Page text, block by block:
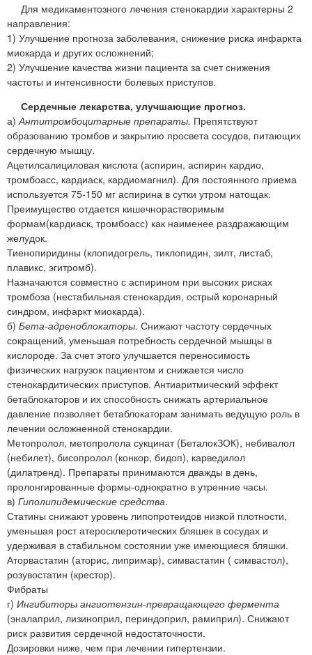
Для медикаментозного лечения стенокардии характерны 2
направления:
1) Улучшение прогноза заболевания, снижение риска инфаркта
миокарда и других осложнений;
2) Улучшение качества жизни пациента за счет снижения
частоты и интенсивности болевых приступов.
Сердечные лекарства, улучшающие прогноз.
а) Антитромбоцитарные препараты. Препятствуют
образованию тромбов и закрытию просвета сосудов, питающих
сердечную мышцу.
Ацетилсалициловая кислота (аспирин, аспирин кардио,
тромбоасс, кардиаск, кардиомагнил). Для постоянного приема
используется 75-150 мг аспирина в сутки утром натощак.
Преимущество отдается кишечнорастворимым
формам(кардиаск, тромбоасс) как наименее раздражающим
желудок.
Тиенопиридины (клопидогрель, тиклопидин, зилт, листаб,
плавикс, эгитромб).
Назначаются совместно с аспирином при высоких рисках
тромбоза (нестабильная стенокардия, острый коронарный
синдром, инфаркт миокарда).
б) Бета-адреноблокаторы. Снижают частоту сердечных
сокращений, уменьшая потребность сердечной мышцы в
кислороде. За счет этого улучшается переносимость
физических нагрузок пациентом и снижается число
стенокардитических приступов. Антиаритмический эффект
бетаблокаторов и их способность снижать артериальное
давление позволяет бетаблокаторам занимать ведущую роль в
лечении осложненной стенокардии.
Метопролол, метопролола сукцинат (БеталокЗОК), небивалол
(небилет), бисопролол (конкор, бидоп), карведилол
(дилатренд). Препараты принимаются дважды в день,
пролонгированные формы-однократно в утренние часы.
в) Гиполипидемические средства.
Статины снижают уровень липопротеидов низкой плотности,
уменьшая рост атеросклеротических бляшек в сосудах и
удерживая в стабильном состоянии уже имеющиеся бляшки.
Аторвастатин (аторис, липримар), симвастатин ( симвастол),
розувостатин (крестор).
Фибраты
г) Ингибиторы ангиотензин-превращающего фермента
(эналаприл, лизиноприл, периндоприл, рамиприл). Снижают
риск развития сердечной недостаточности.
Дозировки ниже, чем при лечении гипертензии.